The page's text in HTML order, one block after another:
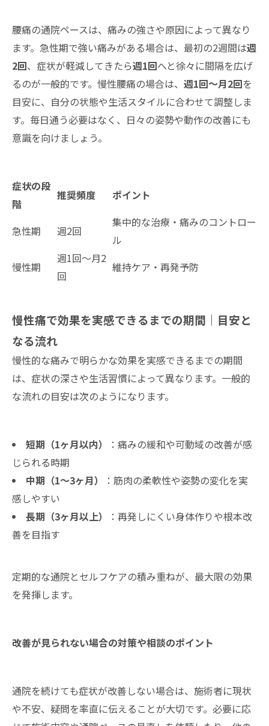
腰痛の通院ペースは、痛みの強さや原因によって異なり
ます。急性期で強い痛みがある場合は、最初の2週間は週
2回、症状が軽減してきたら週1回へと徐々に間隔を広げ
るのが一般的です。慢性腰痛の場合は、 週1回～月2回を
目安に、自分の状態や生活スタイルに合わせて調整しま
す。毎日通う必要はなく、日々の姿勢や動作の改善にも
意識を向けましょう。
症状の段
階
推奨頻度 ポイント
急性期 週2回
集中的な治療・痛みのコントロー
ル
慢性期
週1回～月2
回
維持ケア・再発予防
慢性痛で効果を実感できるまでの期間｜目安と
なる流れ
慢性的な痛みで明らかな効果を実感できるまでの期間
は、症状の深さや生活習慣によって異なります。一般的
な流れの目安は次のようになります。
短期（1ヶ月以内）
：痛みの緩和や可動域の改善が感
じられる時期
中期（1～3ヶ月）
：筋肉の柔軟性や姿勢の変化を実
感しやすい
長期（3ヶ月以上）
：再発しにくい身体作りや根本改
善を目指す
定期的な通院とセルフケアの積み重ねが、最大限の効果
を発揮します。
改善が見られない場合の対策や相談のポイント
通院を続けても症状が改善しない場合は、施術者に現状
や不安、疑問を率直に伝えることが大切です。必要に応